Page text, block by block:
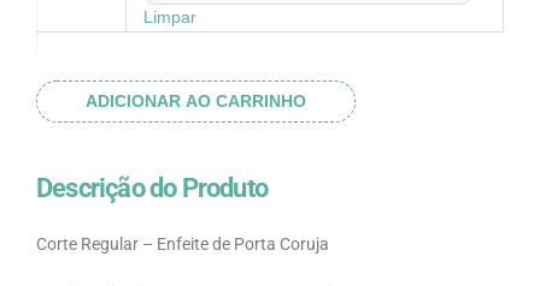
Limpar
ADICIONAR AO CARRINHO
Descrição do Produto
Corte Regular – Enfeite de Porta Coruja